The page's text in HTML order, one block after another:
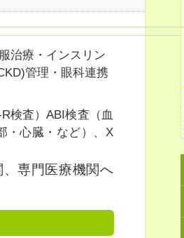
治療・インスリン
管理・眼科連携
検査）ABI検査（血
・心臓・など）、X
専門医療機関へ